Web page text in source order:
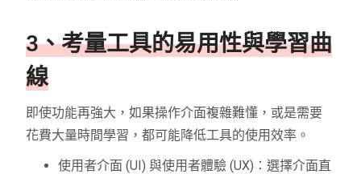
3、考量工具的易用性與學習曲
線
即使功能再強大，如果操作介面複雜難懂，或是需要
花費大量時間學習，都可能降低工具的使用效率。
使用者介面 (UI) 與使用者體驗 (UX)：選擇介面直